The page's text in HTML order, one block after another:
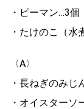
・ピーマン…3個
・たけのこ（水
〈A〉
・長ねぎのみ
・オイスターソ